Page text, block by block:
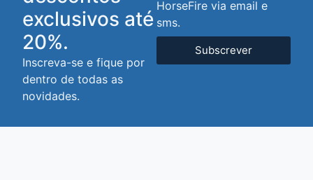
exclusivos até
20%.
Inscreva-se e fique por
dentro de todas as
novidades.
HorseFire via email e
sms.
Subscrever